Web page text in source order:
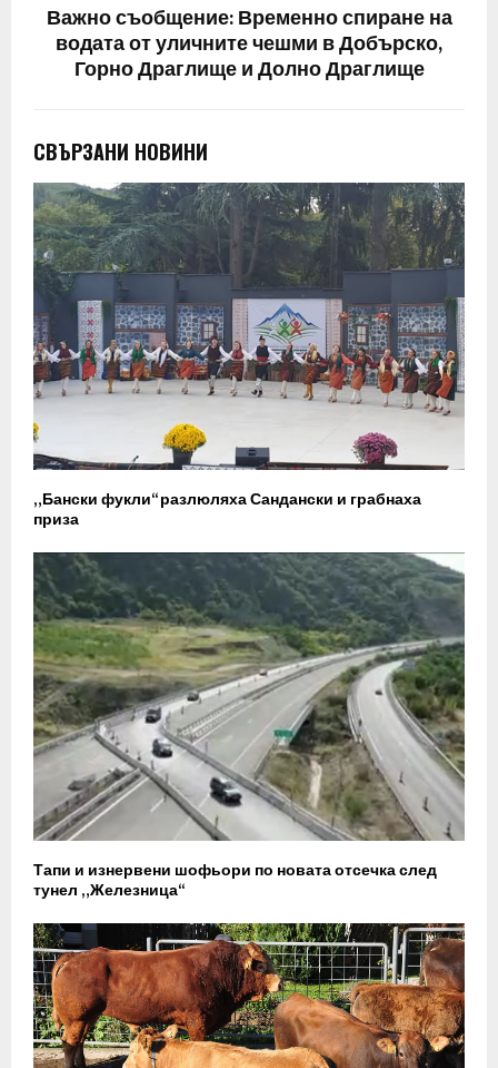
Важно съобщение: Временно спиране на
водата от уличните чешми в Добърско,
Горно Драглище и Долно Драглище
СВЪРЗАНИ НОВИНИ
„Бански фукли“ разлюляха Сандански и грабнаха
приза
Тапи и изнервени шофьори по новата отсечка след
тунел „Железница“